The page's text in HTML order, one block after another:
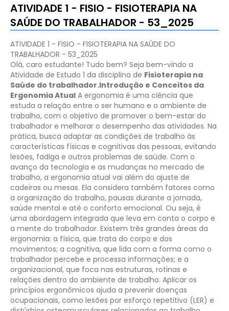
ATIVIDADE 1 - FISIO - FISIOTERAPIA NA
SAÚDE DO TRABALHADOR - 53_2025
ATIVIDADE 1 - FISIO - FISIOTERAPIA NA SAÚDE DO
TRABALHADOR - 53_2025
Olá, caro estudante! Tudo bem? Seja bem-vindo a
Atividade de Estudo 1 da disciplina de Fisioterapia na
Saúde do trabalhador.Introdução e Conceitos da
Ergonomia Atual A ergonomia é uma ciência que
estuda a relação entre o ser humano e o ambiente de
trabalho, com o objetivo de promover o bem-estar do
trabalhador e melhorar o desempenho das atividades. Na
prática, busca adaptar as condições de trabalho às
características físicas e cognitivas das pessoas, evitando
lesões, fadiga e outros problemas de saúde. Com o
avanço da tecnologia e as mudanças no mercado de
trabalho, a ergonomia atual vai além do ajuste de
cadeiras ou mesas. Ela considera também fatores como
a organização do trabalho, pausas durante a jornada,
saúde mental e até o conforto emocional. Ou seja, é
uma abordagem integrada que leva em conta o corpo e
a mente do trabalhador. Existem três grandes áreas da
ergonomia: a física, que trata do corpo e dos
movimentos; a cognitiva, que lida com a forma como o
trabalhador percebe e processa informações; e a
organizacional, que foca nas estruturas, rotinas e
relações dentro do ambiente de trabalho. Aplicar os
princípios ergonômicos ajuda a prevenir doenças
ocupacionais, como lesões por esforço repetitivo (LER) e